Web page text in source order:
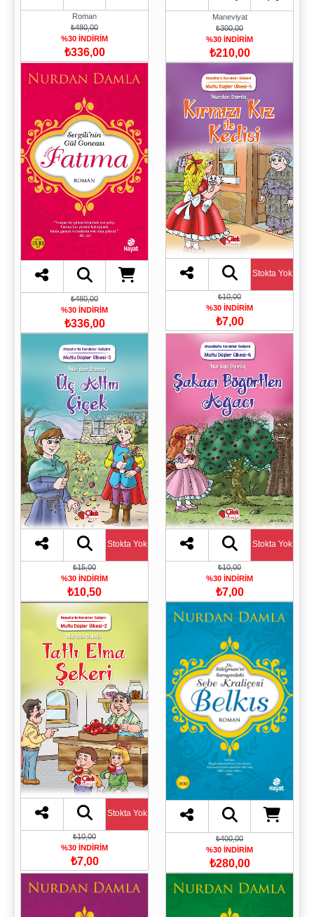
Roman
₺480,00
%30 İNDİRİM
₺336,00
Maneviyat
₺300,00
%30 İNDİRİM
₺210,00
₺480,00
%30 İNDİRİM
₺336,00
Stokta Yok
₺10,00
%30 İNDİRİM
₺7,00
Stokta Yok
₺15,00
%30 İNDİRİM
₺10,50
Stokta Yok
₺10,00
%30 İNDİRİM
₺7,00
Stokta Yok
₺10,00
%30 İNDİRİM
₺7,00
₺400,00
%30 İNDİRİM
₺280,00